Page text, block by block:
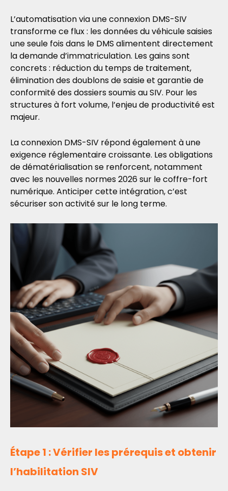
L’automatisation via une connexion DMS-SIV
transforme ce flux : les données du véhicule saisies
une seule fois dans le DMS alimentent directement
la demande d’immatriculation. Les gains sont
concrets : réduction du temps de traitement,
élimination des doublons de saisie et garantie de
conformité des dossiers soumis au SIV. Pour les
structures à fort volume, l’enjeu de productivité est
majeur.
La connexion DMS-SIV répond également à une
exigence réglementaire croissante. Les obligations
de dématérialisation se renforcent, notamment
avec les nouvelles normes 2026 sur le coffre-fort
numérique. Anticiper cette intégration, c’est
sécuriser son activité sur le long terme.
Étape 1 : Vérifier les prérequis et obtenir
l’habilitation SIV